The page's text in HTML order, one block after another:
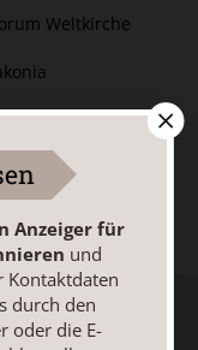
Weltkirche
kündigen
Anzeiger für
und
Kontaktdaten
durch den
oder die E-